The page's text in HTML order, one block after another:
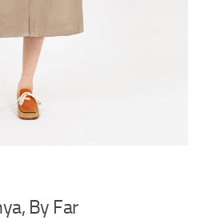
By Far